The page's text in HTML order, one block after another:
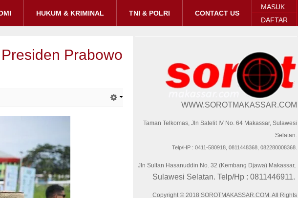
MASUK
DAFTAR
HUKUM & KRIMINAL TNI & POLRI CONTACT US
Prabowo
WWW.SOROTMAKASSAR.COM
Taman Telkomas, Jln Satelit IV No. 64 Makassar, Sulawesi
Selatan.
Telp/HP : 0411-580918, 0811448368, 082280008368.
Jln Sultan Hasanuddin No. 32 (Kembang Djawa) Makassar,
Sulawesi Selatan. Telp/Hp : 0811446911.
Copyright © 2018 SOROTMAKASSAR.COM. All Rights